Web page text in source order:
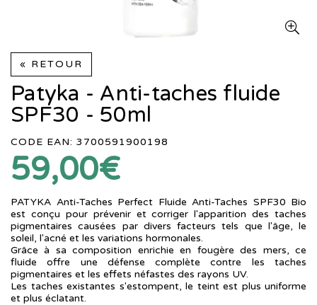
« RETOUR
Patyka - Anti-taches fluide
SPF30 - 50ml
CODE EAN: 3700591900198
59,00€
PATYKA Anti-Taches Perfect Fluide Anti-Taches SPF30 Bio
est conçu pour prévenir et corriger l'apparition des taches
pigmentaires causées par divers facteurs tels que l'âge, le
soleil, l'acné et les variations hormonales.
Grâce à sa composition enrichie en fougère des mers, ce
fluide offre une défense complète contre les taches
pigmentaires et les effets néfastes des rayons UV.
Les taches existantes s'estompent, le teint est plus uniforme
et plus éclatant.